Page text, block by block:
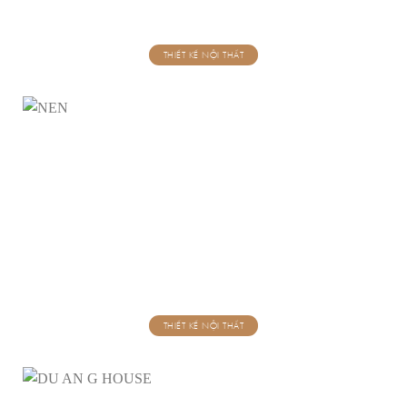
THIẾT KẾ NỘI THẤT
THIẾT KẾ NỘI THẤT